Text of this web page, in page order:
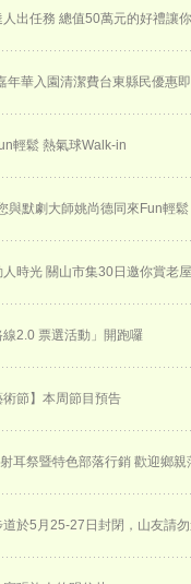
出任務 總值50萬元的好禮讓
年華入園清潔費台東縣民優惠
輕鬆 熱氣球Walk-in
與默劇大師姚尚德同來Fun輕鬆
時光 關山市集30日邀你賞老
線2.0 票選活動」開跑囉
術節】本周節目預告
耳祭暨特色部落行銷 歡迎鄉親
於5月25-27日封閉，山友請